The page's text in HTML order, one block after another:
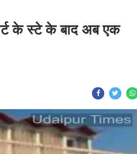
के स्टे के बाद अब एक